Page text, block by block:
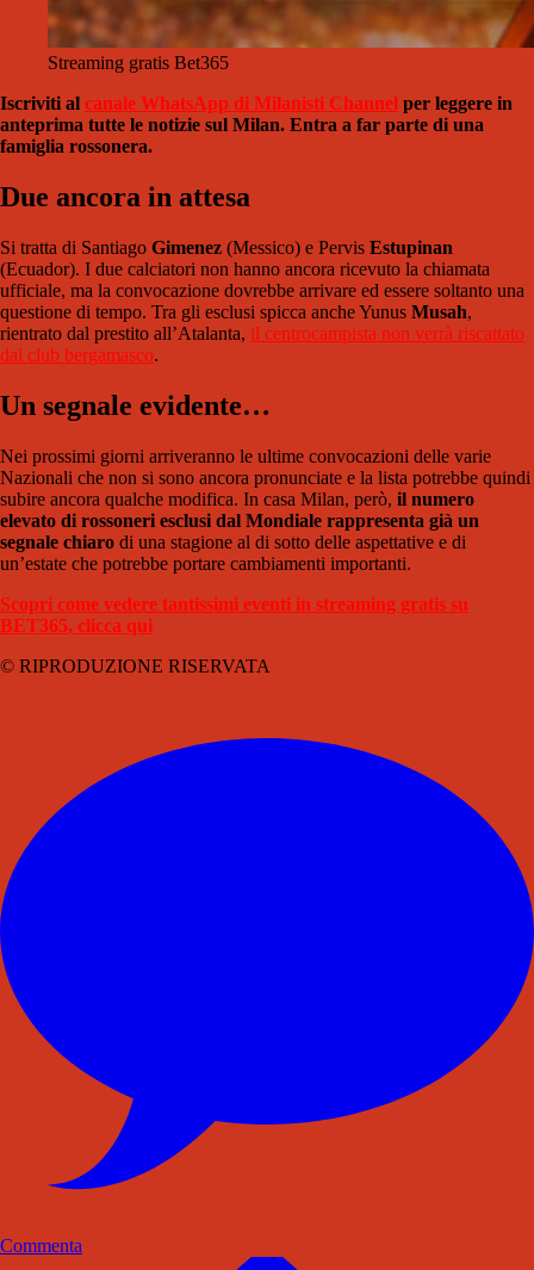
Streaming gratis Bet365
Iscriviti al canale WhatsApp di Milanisti Channel per leggere in
anteprima tutte le notizie sul Milan. Entra a far parte di una
famiglia rossonera.
Due ancora in attesa
Si tratta di Santiago Gimenez (Messico) e Pervis Estupinan
(Ecuador). I due calciatori non hanno ancora ricevuto la chiamata
ufficiale, ma la convocazione dovrebbe arrivare ed essere soltanto una
questione di tempo. Tra gli esclusi spicca anche Yunus Musah,
rientrato dal prestito all’Atalanta, il centrocampista non verrà riscattato
dal club bergamasco.
Un segnale evidente…
Nei prossimi giorni arriveranno le ultime convocazioni delle varie
Nazionali che non si sono ancora pronunciate e la lista potrebbe quindi
subire ancora qualche modifica. In casa Milan, però, il numero
elevato di rossoneri esclusi dal Mondiale rappresenta già un
segnale chiaro di una stagione al di sotto delle aspettative e di
un’estate che potrebbe portare cambiamenti importanti.
Scopri come vedere tantissimi eventi in streaming gratis su
BET365, clicca qui
© RIPRODUZIONE RISERVATA
Commenta